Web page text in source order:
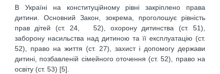
В Україні на конституційному рівні закріплено права
дитини. Основний Закон, зокрема, проголошує рівність
прав дітей (ст. 24, 52), охорону дитинства (ст. 51),
заборону насильства над дитиною та її експлуатацію (ст.
52), право на життя (ст. 27), захист і допомогу держави
дитині, позбавленій сімейного оточення (ст. 52), право на
освіту (ст. 53) [5].